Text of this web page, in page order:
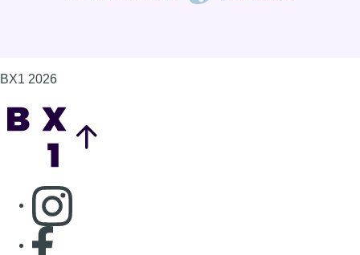
BX1 2026
Consulter page Instagram
Consulter page Facebook